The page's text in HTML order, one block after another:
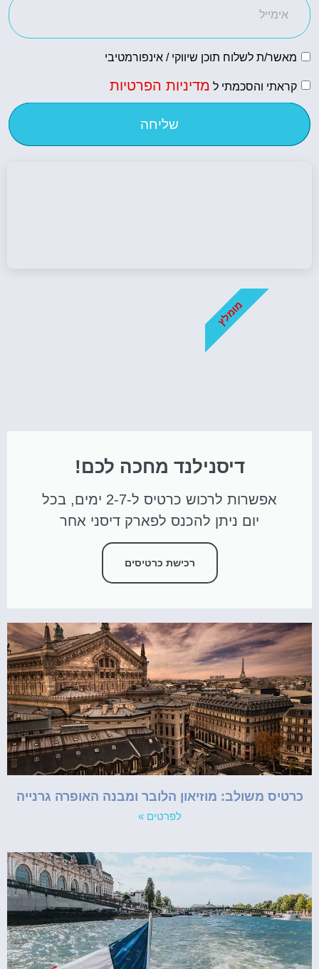
מאשר/ת לשלוח תוכן שיווקי / אינפורמטיבי
קראתי והסכמתי ל מדיניות הפרטיות
שליחה
דיסנילנד מחכה לכם!
אפשרות לרכוש כרטיס ל-2-7 ימים, בכל
יום ניתן להכנס לפארק דיסני אחר
רכישת כרטיסים
מומלץ
כרטיס משולב: מוזיאון הלובר ומבנה האופרה גרנייה
לפרטים »